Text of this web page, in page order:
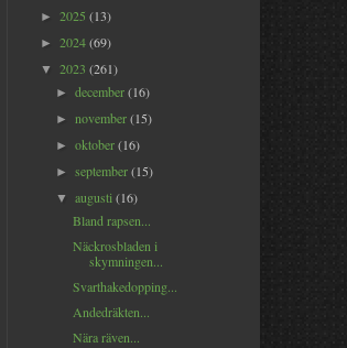
► 2025 (13)
► 2024(69)
▼ 2023 (261)
►december(16)
►november(15)
►oktober(16)
►september(15)
▼augusti(16)
Bland rapsen...
Näckrosbladen i
skymningen...
Svarthakedopping...
Andedräkten...
Nära räven...